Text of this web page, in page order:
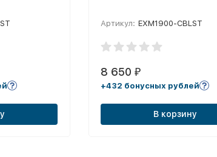
Артикул: EXM1900-CBLST
8 650 ₽
+432 бонусных рублей
В корзину